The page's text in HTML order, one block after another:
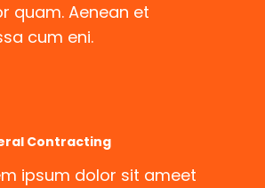
quam. Aenean et
cum eni.
Contracting
ipsum dolor sit ameet